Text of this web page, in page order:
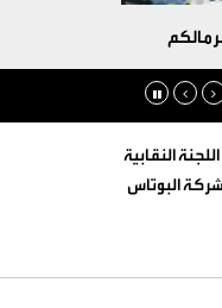
النقابية
البوتاس